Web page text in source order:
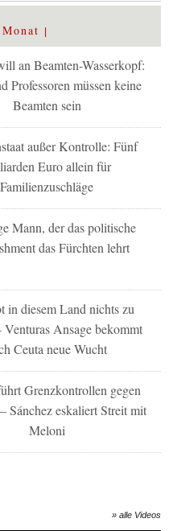
an Beamten-Wasserkopf:
Professoren müssen keine
Beamten sein
außer Kontrolle: Fünf
Euro allein für
Familienzuschläge
Mann, der das politische
das Fürchten lehrt
in diesem Land nichts zu
Venturas Ansage bekommt
Ceuta neue Wucht
Grenzkontrollen gegen
Sánchez eskaliert Streit mit
Meloni
» alle Videos